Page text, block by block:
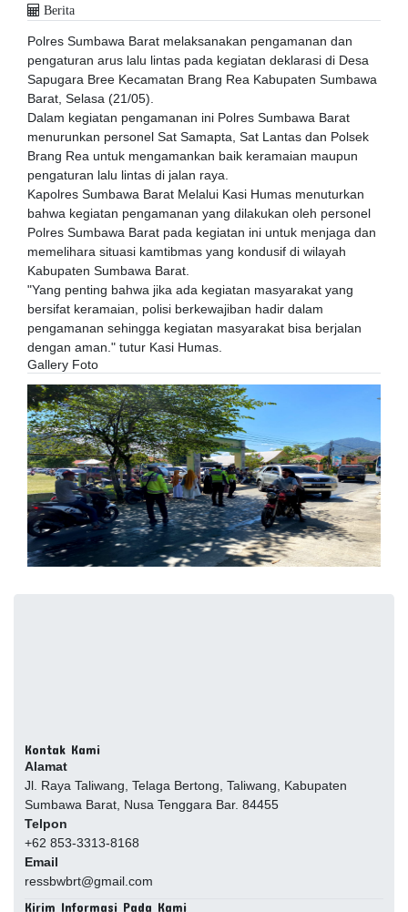
Berita
Polres Sumbawa Barat melaksanakan pengamanan dan
pengaturan arus lalu lintas pada kegiatan deklarasi di Desa
Sapugara Bree Kecamatan Brang Rea Kabupaten Sumbawa
Barat, Selasa (21/05).
Dalam kegiatan pengamanan ini Polres Sumbawa Barat
menurunkan personel Sat Samapta, Sat Lantas dan Polsek
Brang Rea untuk mengamankan baik keramaian maupun
pengaturan lalu lintas di jalan raya.
Kapolres Sumbawa Barat Melalui Kasi Humas menuturkan
bahwa kegiatan pengamanan yang dilakukan oleh personel
Polres Sumbawa Barat pada kegiatan ini untuk menjaga dan
memelihara situasi kamtibmas yang kondusif di wilayah
Kabupaten Sumbawa Barat.
"Yang penting bahwa jika ada kegiatan masyarakat yang
bersifat keramaian, polisi berkewajiban hadir dalam
pengamanan sehingga kegiatan masyarakat bisa berjalan
dengan aman." tutur Kasi Humas.
Gallery Foto
Kontak Kami
Alamat
Jl. Raya Taliwang, Telaga Bertong, Taliwang, Kabupaten
Sumbawa Barat, Nusa Tenggara Bar. 84455
Telpon
+62 853-3313-8168
Email
ressbwbrt@gmail.com
Kirim Informasi Pada Kami